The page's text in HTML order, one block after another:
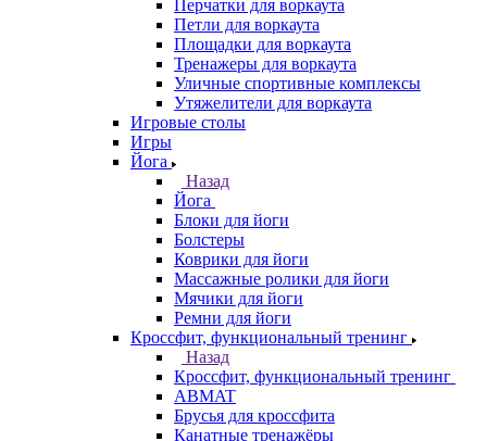
Перчатки для воркаута
Петли для воркаута
Площадки для воркаута
Тренажеры для воркаута
Уличные спортивные комплексы
Утяжелители для воркаута
Игровые столы
Игры
Йога
Назад
Йога
Блоки для йоги
Болстеры
Коврики для йоги
Массажные ролики для йоги
Мячики для йоги
Ремни для йоги
Кроссфит, функциональный тренинг
Назад
Кроссфит, функциональный тренинг
ABMAT
Брусья для кроссфита
Канатные тренажёры